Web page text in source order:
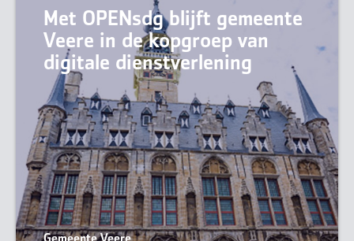
Met OPENsdg blijft gemeente
Veere in de kopgroep van
digitale dienstverlening